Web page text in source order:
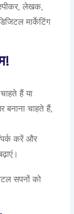
लेखक,
मार्केटिंग
हैं या
चाहते हैं,
करें और
सपनों को